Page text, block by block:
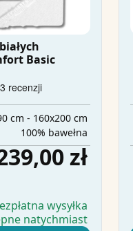
Basic
cm - 160x200 cm
100% bawełna
zł
wysyłka
natychmiast